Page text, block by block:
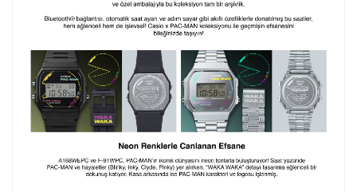
Kişiselleştirilmiş ürünlerin teslim süresi gravür işleme
sebebi ile 1-2 iş günü uzamaktadır. Gravür İşlemi
Kişiselleştirilmiş
ürünlerde
iade ve değişim
yapılamaz.